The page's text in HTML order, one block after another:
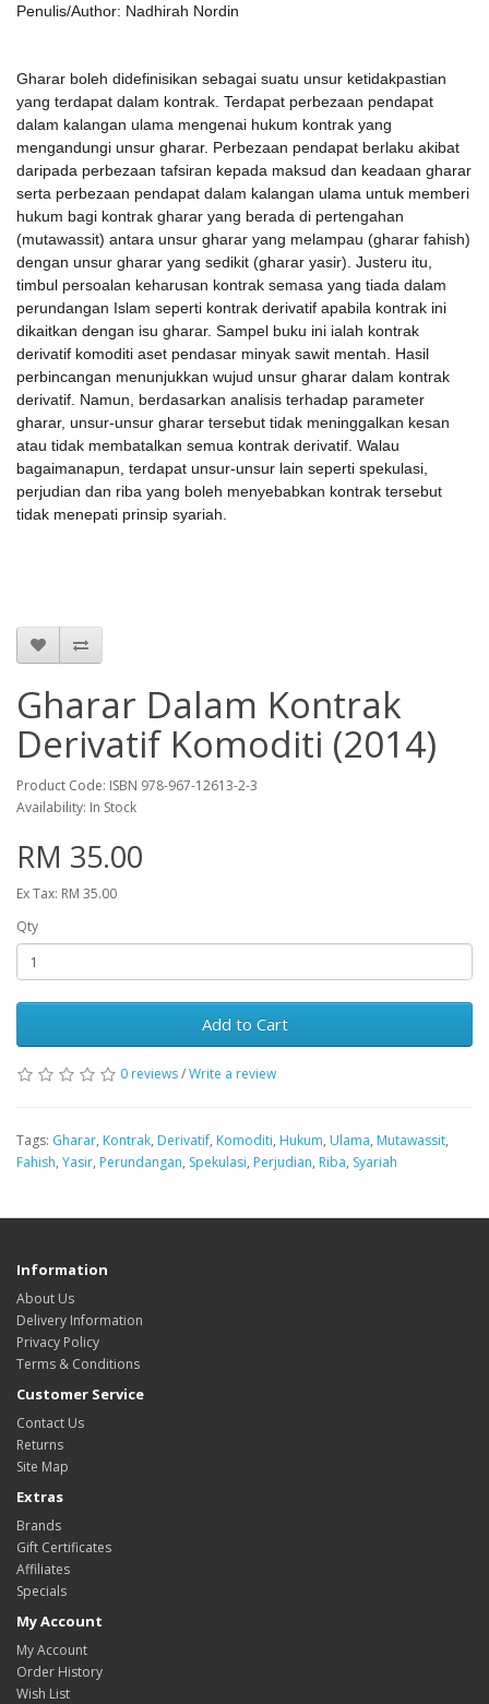
Penulis/Author: Nadhirah Nordin
Gharar boleh didefinisikan sebagai suatu unsur ketidakpastian
yang terdapat dalam kontrak. Terdapat perbezaan pendapat
dalam kalangan ulama mengenai hukum kontrak yang
mengandungi unsur gharar. Perbezaan pendapat berlaku akibat
daripada perbezaan tafsiran kepada maksud dan keadaan gharar
serta perbezaan pendapat dalam kalangan ulama untuk memberi
hukum bagi kontrak gharar yang berada di pertengahan
(mutawassit) antara unsur gharar yang melampau (gharar fahish)
dengan unsur gharar yang sedikit (gharar yasir). Justeru itu,
timbul persoalan keharusan kontrak semasa yang tiada dalam
perundangan Islam seperti kontrak derivatif apabila kontrak ini
dikaitkan dengan isu gharar. Sampel buku ini ialah kontrak
derivatif komoditi aset pendasar minyak sawit mentah. Hasil
perbincangan menunjukkan wujud unsur gharar dalam kontrak
derivatif. Namun, berdasarkan analisis terhadap parameter
gharar, unsur-unsur gharar tersebut tidak meninggalkan kesan
atau tidak membatalkan semua kontrak derivatif. Walau
bagaimanapun, terdapat unsur-unsur lain seperti spekulasi,
perjudian dan riba yang boleh menyebabkan kontrak tersebut
tidak menepati prinsip syariah.
Gharar Dalam Kontrak
Derivatif Komoditi (2014)
Product Code: ISBN 978-967-12613-2-3
Availability: In Stock
RM 35.00
Ex Tax: RM 35.00
Qty
Add to Cart
0 reviews/Write a review
Tags: Gharar, Kontrak, Derivatif, Komoditi, Hukum, Ulama, Mutawassit,
Fahish, Yasir, Perundangan, Spekulasi, Perjudian, Riba, Syariah
Information
About Us
Delivery Information
Privacy Policy
Terms & Conditions
Customer Service
Contact Us
Returns
Site Map
Extras
Brands
Gift Certificates
Affiliates
Specials
My Account
My Account
Order History
Wish List